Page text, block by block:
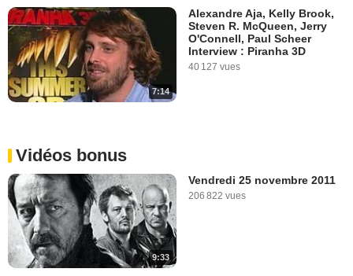
7:14
Alexandre Aja, Kelly Brook,
Steven R. McQueen, Jerry
O'Connell, Paul Scheer
Interview : Piranha 3D
40 127 vues
Vidéos bonus
9:33
Vendredi 25 novembre 2011
206 822 vues